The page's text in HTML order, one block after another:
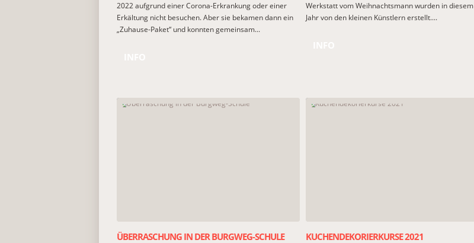
2022 aufgrund einer Corona-Erkrankung oder einer
Erkältung nicht besuchen. Aber sie bekamen dann ein
„Zuhause-Paket“ und konnten gemeinsam...
Werkstatt vom Weihnachtsmann wurden in diesem
Jahr von den kleinen Künstlern erstellt....
ÜBERRASCHUNG IN DER BURGWEG-SCHULE KUCHENDEKORIERKURSE 2021